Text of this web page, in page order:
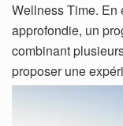
Wellness Time. En
approfondie, un
combinant
proposer une